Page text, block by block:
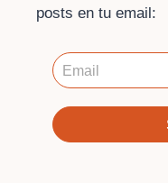
© 2026 · Blog
Contacto
Aviso
posts en tu email: